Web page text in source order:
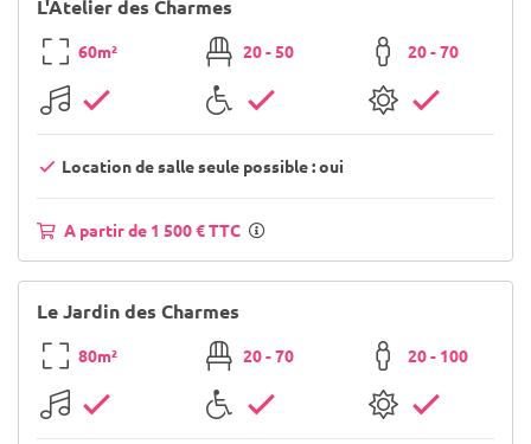
L'Atelier des Charmes
60m² 20 - 50 20 - 70
Location de salle seule possible : oui
A partir de 1 500 € TTC
Le Jardin des Charmes
80m² 20 - 70 20 - 100